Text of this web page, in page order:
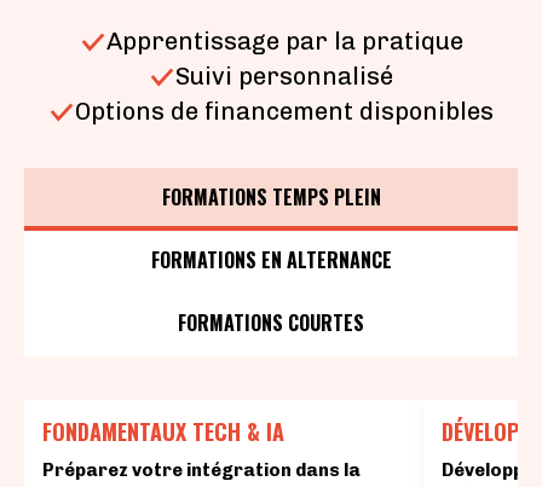
Apprentissage par la pratique
Suivi personnalisé
Options de financement disponibles
FORMATIONS TEMPS PLEIN
FORMATIONS EN ALTERNANCE
FORMATIONS COURTES
FONDAMENTAUX TECH & IA
Préparez votre intégration dans la